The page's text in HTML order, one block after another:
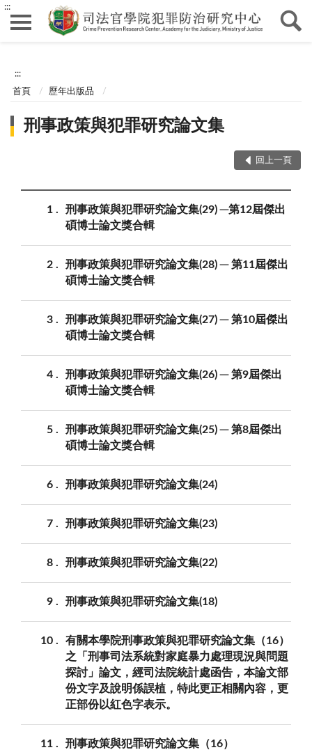
:::
:::
首頁 歷年出版品
刑事政策與犯罪研究論文集
回上一頁
1
刑事政策與犯罪研究論文集(29) ─第12屆傑出
碩博士論文獎合輯
2
刑事政策與犯罪研究論文集(28) ─ 第11屆傑出
碩博士論文獎合輯
3
刑事政策與犯罪研究論文集(27) ─ 第10屆傑出
碩博士論文獎合輯
4
刑事政策與犯罪研究論文集(26) ─ 第9屆傑出
碩博士論文獎合輯
5
刑事政策與犯罪研究論文集(25) ─ 第8屆傑出
碩博士論文獎合輯
6 刑事政策與犯罪研究論文集(24)
7 刑事政策與犯罪研究論文集(23)
8 刑事政策與犯罪研究論文集(22)
9 刑事政策與犯罪研究論文集(18)
10
有關本學院刑事政策與犯罪研究論文集（16）
之「刑事司法系統對家庭暴力處理現況與問題
探討」論文，經司法院統計處函告，本論文部
份文字及說明係誤植，特此更正相關內容，更
正部份以紅色字表示。
11 刑事政策與犯罪研究論文集（16）